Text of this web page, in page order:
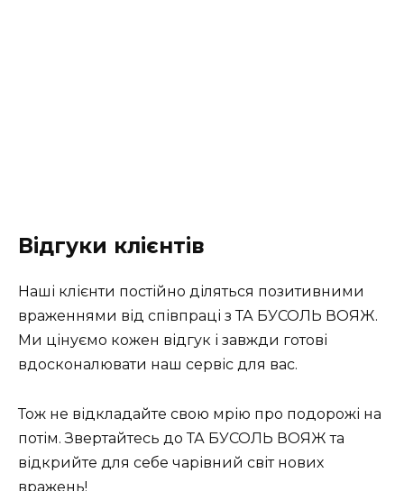
Відгуки клієнтів
Наші клієнти постійно діляться позитивними
враженнями від співпраці з ТА БУСОЛЬ ВОЯЖ.
Ми цінуємо кожен відгук і завжди готові
вдосконалювати наш сервіс для вас.
Тож не відкладайте свою мрію про подорожі на
потім. Звертайтесь до ТА БУСОЛЬ ВОЯЖ та
відкрийте для себе чарівний світ нових
вражень!